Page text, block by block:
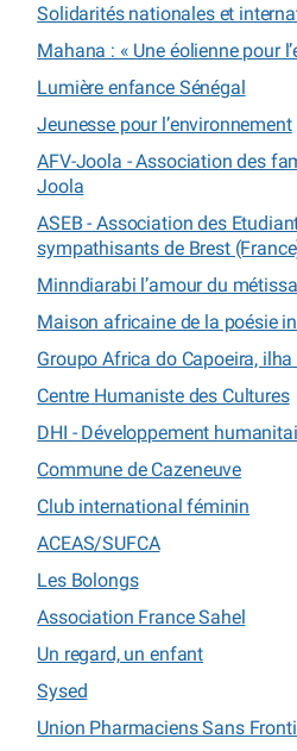
Solidarités nationales et
Mahana : « Une éolienne pour
Lumière enfance Sénégal
Jeunesse pour l’environnement
AFV-Joola - Association des
Joola
ASEB - Association des
sympathisants de Brest
Minndiarabi l’amour du
Maison africaine de la poésie
Groupo Africa do Capoeira, ilha
Centre Humaniste des Cultures
DHI - Développement
Commune de Cazeneuve
Club international féminin
ACEAS/SUFCA
Les Bolongs
Association France Sahel
Un regard, un enfant
Sysed
Union Pharmaciens Sans